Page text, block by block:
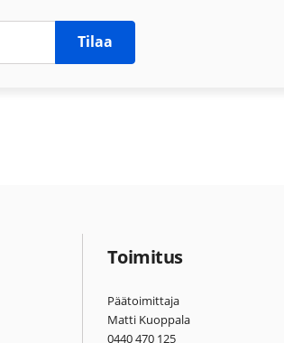
Tilaa
Toimitus
Päätoimittaja
Matti Kuoppala
0440 470 125